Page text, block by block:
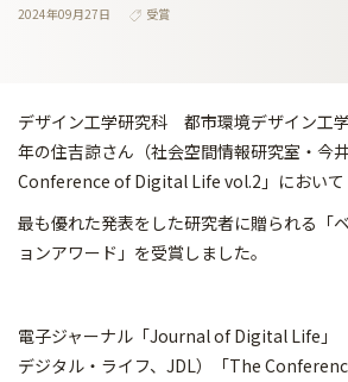
2024年09月27日
受賞
デザイン工学研究科 都市環境デザイン工
年の住吉諒さん（社会空間情報研究室・今
Conference of Digital Life vol.2」において
最も優れた発表をした研究者に贈られる「
ョンアワード」を受賞しました。
電子ジャーナル「Journal of Digital Life」
デジタル・ライフ、JDL）「The